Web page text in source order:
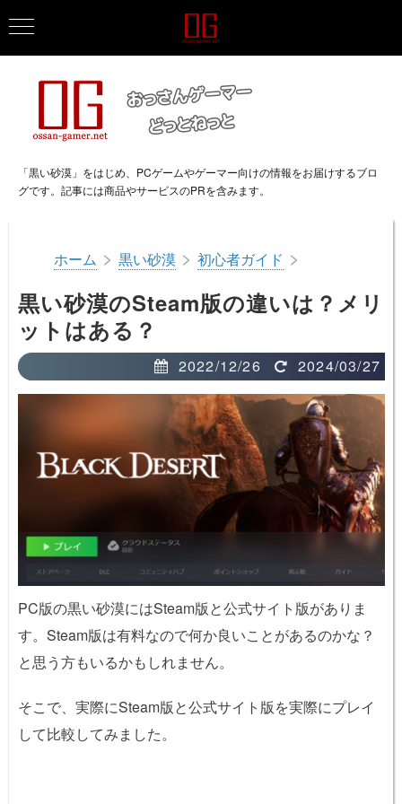
「黒い砂漠」をはじめ、PCゲームやゲーマー向けの情報をお届けするブロ
グです。記事には商品やサービスのPRを含みます。
ホーム > 黒い砂漠 > 初心者ガイド >
黒い砂漠のSteam版の違いは？メリ
ットはある？
2022/12/26 2024/03/27
PC版の黒い砂漠にはSteam版と公式サイト版がありま
す。Steam版は有料なので何か良いことがあるのかな？
と思う方もいるかもしれません。
そこで、実際にSteam版と公式サイト版を実際にプレイ
して比較してみました。